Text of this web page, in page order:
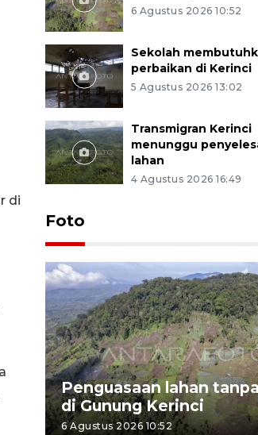
di
6 Agustus 2026 10:52
Sekolah
perbaikan di Kerinci
5 Agustus 2026 13:02
Transmigran Kerinci
menunggu
lahan
4 Agustus 2026 16:49
Foto
Penguasaan lahan
di Gunung Kerinci
6 Agustus 2026 10:52